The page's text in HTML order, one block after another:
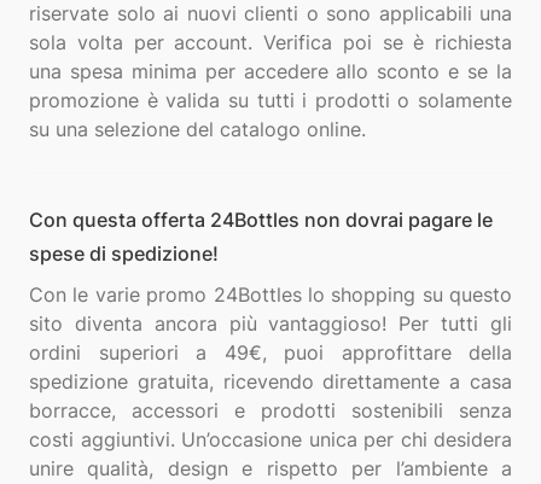
riservate solo ai nuovi clienti o sono applicabili una
sola volta per account. Verifica poi se è richiesta
una spesa minima per accedere allo sconto e se la
promozione è valida su tutti i prodotti o solamente
Con questa offerta 24Bottles non dovrai pagare le
spese di spedizione!
Con le varie promo 24Bottles lo shopping su questo
sito diventa ancora più vantaggioso! Per tutti gli
ordini superiori a 49€, puoi approfittare della
spedizione gratuita, ricevendo direttamente a casa
borracce, accessori e prodotti sostenibili senza
costi aggiuntivi. Un’occasione unica per chi desidera
unire qualità, design e rispetto per l’ambiente a